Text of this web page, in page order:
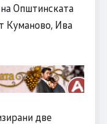
Општинската
Куманово, Ива
две